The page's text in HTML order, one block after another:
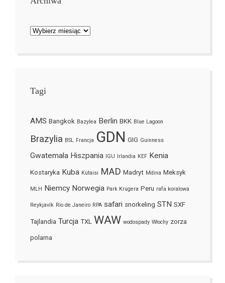
Archiwa
Tagi
AMS Bangkok Bazylea Berlin BKK Blue Lagoon
Brazylia BSL Francja GDN GIG Guinness
Gwatemala Hiszpania IGU Irlandia KEF Kenia
Kostaryka Kuba Kutaisi MAD Madryt Mdina Meksyk
MLH Niemcy Norwegia Park Krugera Peru rafa koralowa
Reykjavík Rio de Janeiro RPA safari snorkeling STN SXF
Tajlandia Turcja TXL WAW wodospady Włochy zorza
polarna